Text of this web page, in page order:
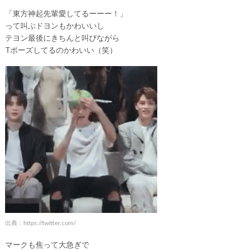
「東方神起先輩愛してるーーー！」
って叫ぶドヨンもかわいいし
テヨン最後にきちんと叫びながら
Tポーズしてるのかわいい（笑）
出典： https://twitter.com/
マークも焦って大急ぎで